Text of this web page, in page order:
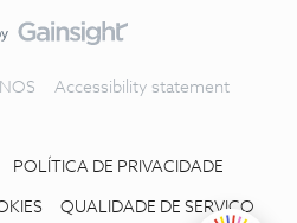
Accessibility statement
POLÍTICA DE PRIVACIDADE
QUALIDADE DE SERVIÇO